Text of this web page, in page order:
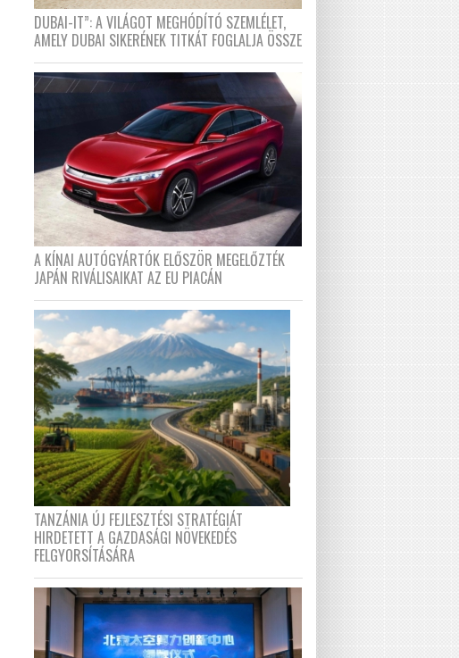
DUBAI-IT”: A VILÁGOT MEGHÓDÍTÓ SZEMLÉLET,
AMELY DUBAI SIKERÉNEK TITKÁT FOGLALJA ÖSSZE
A KÍNAI AUTÓGYÁRTÓK ELŐSZÖR MEGELŐZTÉK
JAPÁN RIVÁLISAIKAT AZ EU PIACÁN
TANZÁNIA ÚJ FEJLESZTÉSI STRATÉGIÁT
HIRDETETT A GAZDASÁGI NÖVEKEDÉS
FELGYORSÍTÁSÁRA